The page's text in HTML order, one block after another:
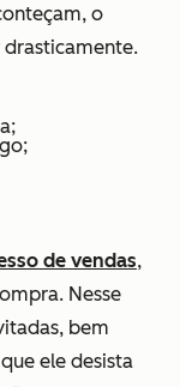
o
de vendas,
Nesse
bem
ele desista